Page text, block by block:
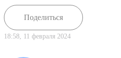
Поделиться
18:58, 11 февраля 2024